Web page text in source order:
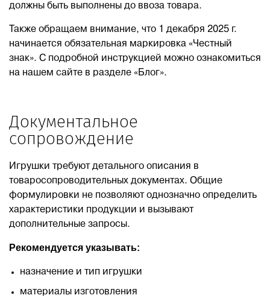
должны быть выполнены до ввоза товара.
Также обращаем внимание, что 1 декабря 2025 г.
начинается обязательная маркировка «Честный
знак». С подробной инструкцией можно ознакомиться
на нашем сайте в разделе «Блог».
Документальное
сопровождение
Игрушки требуют детального описания в
товаросопроводительных документах. Общие
формулировки не позволяют однозначно определить
характеристики продукции и вызывают
дополнительные запросы.
Рекомендуется указывать:
назначение и тип игрушки
материалы изготовления